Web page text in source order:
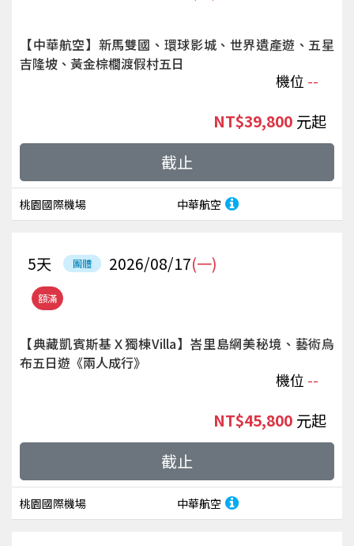
【中華航空】新馬雙國、環球影城、世界遺產遊、五星
吉隆坡、黃金棕櫚渡假村五日
機位 --
桃園國際機場 中華航空
NT$39,800 起
截止
額滿
團體 2026/08/17(一)
5天
【典藏凱賓斯基Ｘ獨棟Villa】峇里島網美秘境、藝術烏
布五日遊《兩人成行》
機位 --
桃園國際機場 中華航空
NT$45,800 起
截止